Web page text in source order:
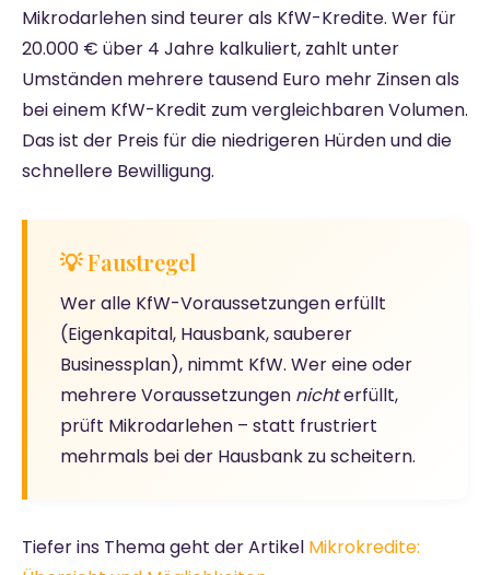
Mikrodarlehen sind teurer als KfW-Kredite. Wer für
20.000 € über 4 Jahre kalkuliert, zahlt unter
Umständen mehrere tausend Euro mehr Zinsen als
bei einem KfW-Kredit zum vergleichbaren Volumen.
Das ist der Preis für die niedrigeren Hürden und die
schnellere Bewilligung.
💡 Faustregel
Wer alle KfW-Voraussetzungen erfüllt
(Eigenkapital, Hausbank, sauberer
Businessplan), nimmt KfW. Wer eine oder
mehrere Voraussetzungen nichterfüllt,
prüft Mikrodarlehen – statt frustriert
mehrmals bei der Hausbank zu scheitern.
Tiefer ins Thema geht der Artikel Mikrokredite: